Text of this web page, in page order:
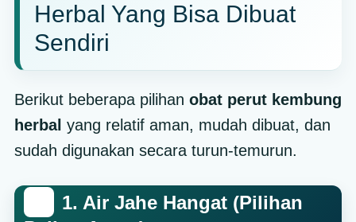
Herbal Yang Bisa Dibuat
Sendiri
Berikut beberapa pilihan obat perut kembung
herbal yang relatif aman, mudah dibuat, dan
sudah digunakan secara turun-temurun.
1. Air Jahe Hangat (Pilihan